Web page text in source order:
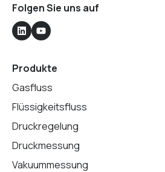
Folgen Sie uns auf
Produkte
Gasfluss
Flüssigkeitsfluss
Druckregelung
Druckmessung
Vakuummessung